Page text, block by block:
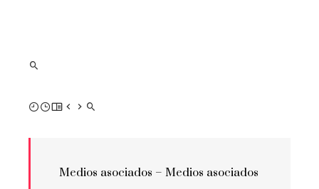
Medios asociados – Medios asociados